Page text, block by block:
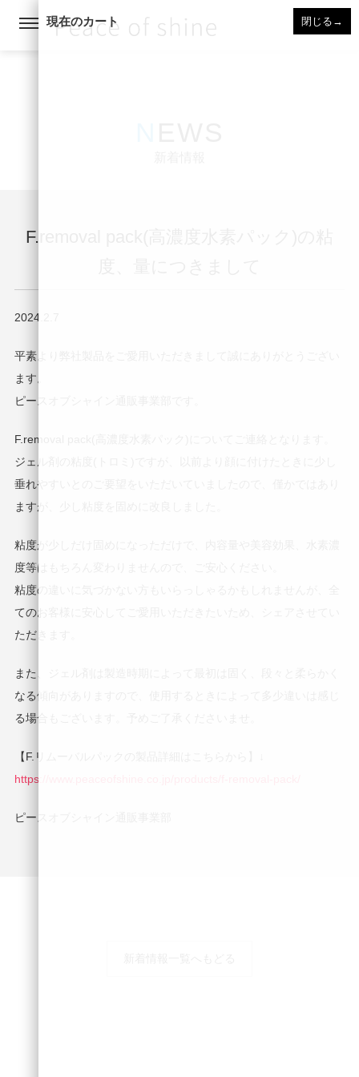
現在のカート 閉じる →
F.removal pack(高濃度水素パック)の粘
2024.2.7
平素より弊社製品をご愛用いただきまして誠にありがとうござい
ます。
ピースオブシャイン通販事業部です。
F.removal pack(高濃度水素パック)についてご連絡となります。
ジェル剤の粘度(トロミ)ですが、以前より顔に付けたときに少し
垂れやすいとのご要望をいただいていましたので、僅かではあり
ますが、少し粘度を固めに改良しました。
粘度が少しだけ固めになっただけで、内容量や美容効果、水素濃
度等はもちろん変わりませんので、ご安心ください。
粘度の違いに気づかない方もいらっしゃるかもしれませんが、全
てのお客様に安心してご愛用いただきたいため、シェアさせてい
ただきます。
また、ジェル剤は製造時期によって最初は固く、段々と柔らかく
なる傾向がありますので、使用するときによって多少違いは感じ
る場合もございます。予めご了承くださいませ。
【F.リムーバルパックの製品詳細はこちらから】↓
https://www.peaceofshine.co.jp/products/f-removal-pack/
ピースオブシャイン通販事業部